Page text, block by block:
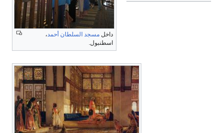
داخل مسجد السلطان أحمد،
اسطنبول.